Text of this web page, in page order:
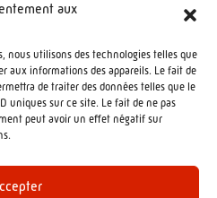
aux
nous utilisons des technologies telles que
aux informations des appareils. Le fait de
de traiter des données telles que le
uniques sur ce site. Le fait de ne pas
peut avoir un effet négatif sur
Morgane